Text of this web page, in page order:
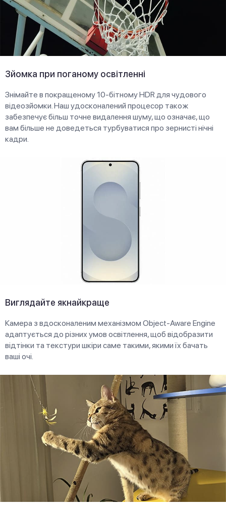
Зйомка при поганому освітленні
Знімайте в покращеному 10-бітному HDR для чудового
відеозйомки. Наш удосконалений процесор також
забезпечує більш точне видалення шуму, що означає, що
вам більше не доведеться турбуватися про зернисті нічні
кадри.
Виглядайте якнайкраще
Камера з вдосконаленим механізмом Object-Aware Engine
адаптується до різних умов освітлення, щоб відобразити
відтінки та текстури шкіри саме такими, якими їх бачать
ваші очі.